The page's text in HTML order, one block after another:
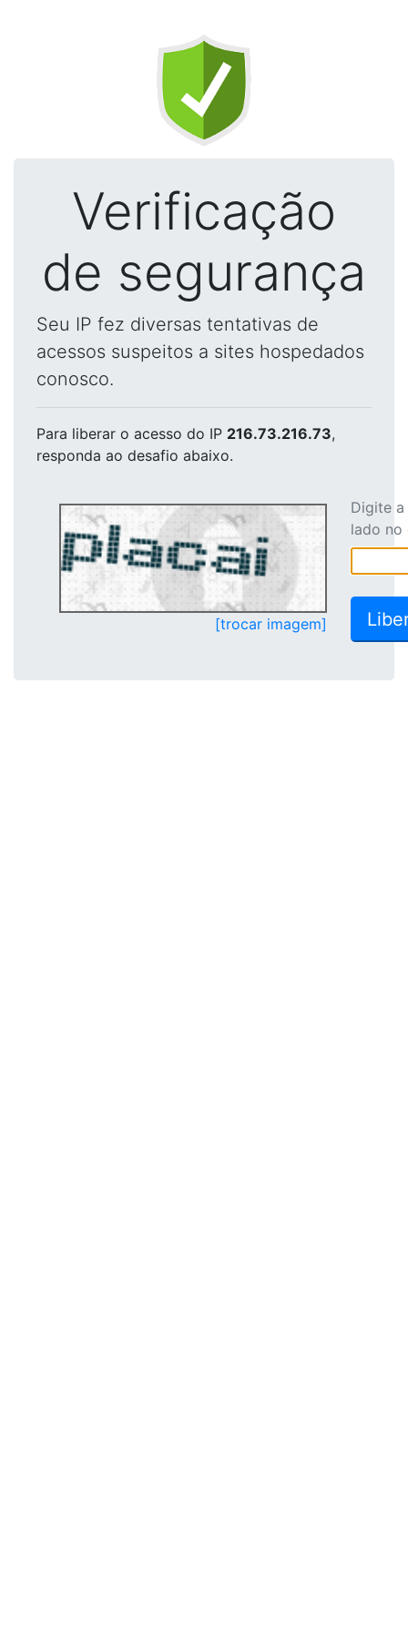
Verificação
de segurança
Seu IP fez diversas tentativas de
acessos suspeitos a sites hospedados
conosco.
Para liberar o acesso do IP 216.73.216.73,
responda ao desafio abaixo.
[trocar imagem]
Digite
lado no